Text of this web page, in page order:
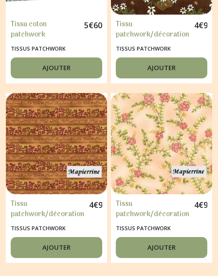
Tissu coton
patchwork
décoration couture
20 x 160 cm PETITE
FLEUR ROSE MARRON
5€60
TISSUS PATCHWORK
AJOUTER
Tissu
patchwork/décoration
"CLOTHWORKS" PANIER
DE FLEURS
4€95
TISSUS PATCHWORK
AJOUTER
Tissu
patchwork/décoration
"HENRY GLASS"
4€95
TISSUS PATCHWORK
AJOUTER
Tissu
patchwork/décoration
"HENRY GLASS"
BRANCHE DE FLEURS
4€95
TISSUS PATCHWORK
AJOUTER